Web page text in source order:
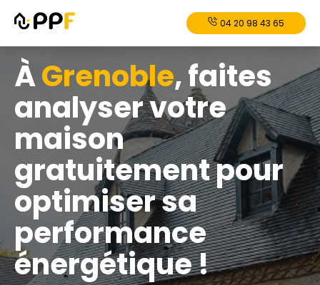
04 20 98 43 65
ÀGrenoble, faites
analyser votre
maison
gratuitement pour
optimiser sa
performance
énergétique !